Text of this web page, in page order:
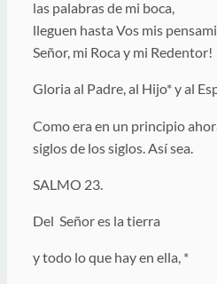
las palabras de mi boca,
lleguen hasta Vos mis
Señor, mi Roca y mi Redentor!
Gloria al Padre, al Hijo* y al
Como era en un principio
siglos de los siglos. Así sea.
SALMO 23.
Del Señor es la tierra
y todo lo que hay en ella, *